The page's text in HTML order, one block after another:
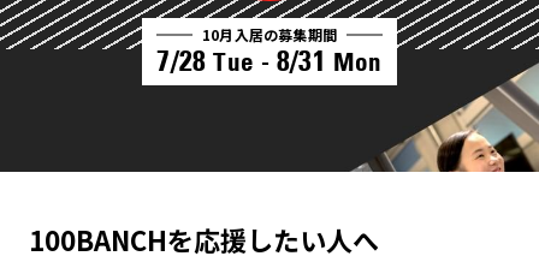
10月入居の募集期間
7/28 Tue - 8/31 Mon
100BANCHを応援したい人へ